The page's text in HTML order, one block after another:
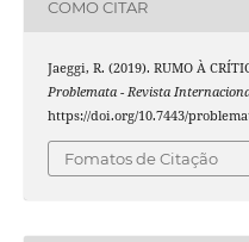
COMO CITAR
Jaeggi, R. (2019). RUMO À
Problemata - Revista
https://doi.org/10.7443/
Fomatos de Citação